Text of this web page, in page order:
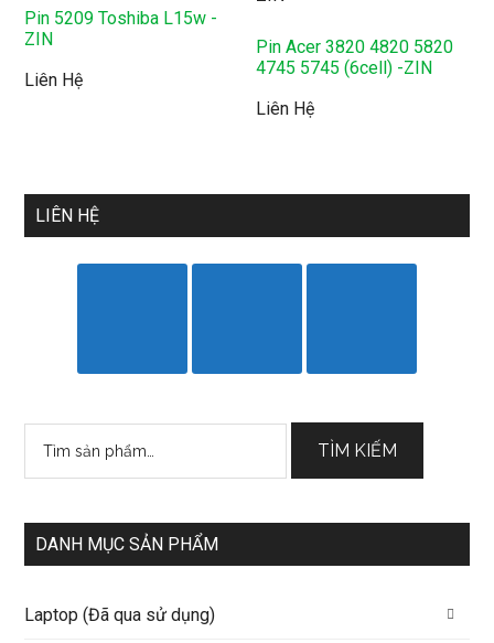
Pin 5209 Toshiba L15w -
ZIN
Liên Hệ
Pin Acer 3820 4820 5820
4745 5745 (6cell) -ZIN
Liên Hệ
LIÊN HỆ
kiếm:
TÌM KIẾM
DANH MỤC SẢN PHẨM
Laptop (Đã qua sử dụng)